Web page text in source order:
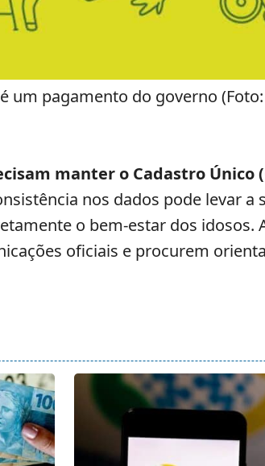
é um pagamento do governo
manter o Cadastro Único
nos dados pode levar
o bem-estar dos idosos.
oficiais e procurem